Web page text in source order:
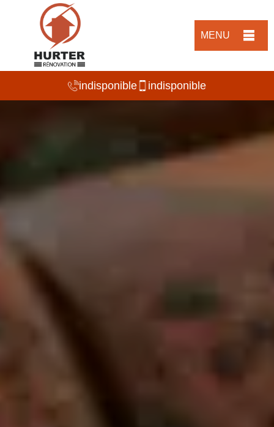
MENU
indisponible indisponible